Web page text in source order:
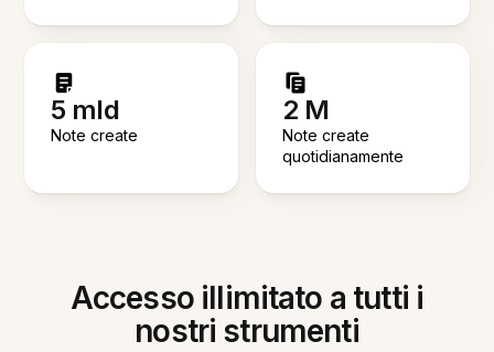
5 mld
Note create
2 M
Note create
quotidianamente
Accesso illimitato a tutti i
nostri strumenti